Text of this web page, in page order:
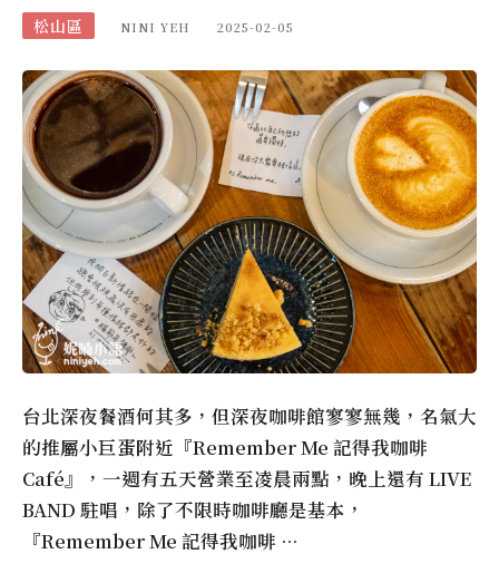
松山區 NINI YEH 2025-02-05
台北深夜餐酒何其多，但深夜咖啡館寥寥無幾，名氣大
的推屬小巨蛋附近『Remember Me 記得我咖啡
Café』，一週有五天營業至凌晨兩點，晚上還有 LIVE
BAND 駐唱，除了不限時咖啡廳是基本，
『Remember Me 記得我咖啡 …